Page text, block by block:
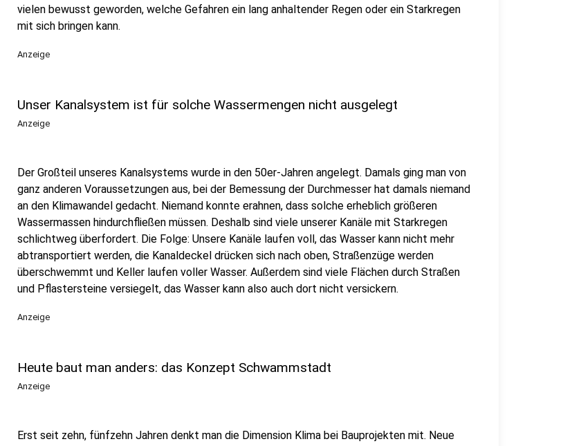
vielen bewusst geworden, welche Gefahren ein lang anhaltender Regen oder ein Starkregen
mit sich bringen kann.
Anzeige
Unser Kanalsystem ist für solche Wassermengen nicht ausgelegt
Anzeige
Der Großteil unseres Kanalsystems wurde in den 50er-Jahren angelegt. Damals ging man von
ganz anderen Voraussetzungen aus, bei der Bemessung der Durchmesser hat damals niemand
an den Klimawandel gedacht. Niemand konnte erahnen, dass solche erheblich größeren
Wassermassen hindurchfließen müssen. Deshalb sind viele unserer Kanäle mit Starkregen
schlichtweg überfordert. Die Folge: Unsere Kanäle laufen voll, das Wasser kann nicht mehr
abtransportiert werden, die Kanaldeckel drücken sich nach oben, Straßenzüge werden
überschwemmt und Keller laufen voller Wasser. Außerdem sind viele Flächen durch Straßen
und Pflastersteine versiegelt, das Wasser kann also auch dort nicht versickern.
Anzeige
Heute baut man anders: das Konzept Schwammstadt
Anzeige
Erst seit zehn, fünfzehn Jahren denkt man die Dimension Klima bei Bauprojekten mit. Neue